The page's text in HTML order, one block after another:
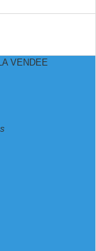
VENDEE